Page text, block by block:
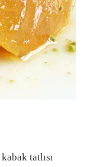
tatlısı